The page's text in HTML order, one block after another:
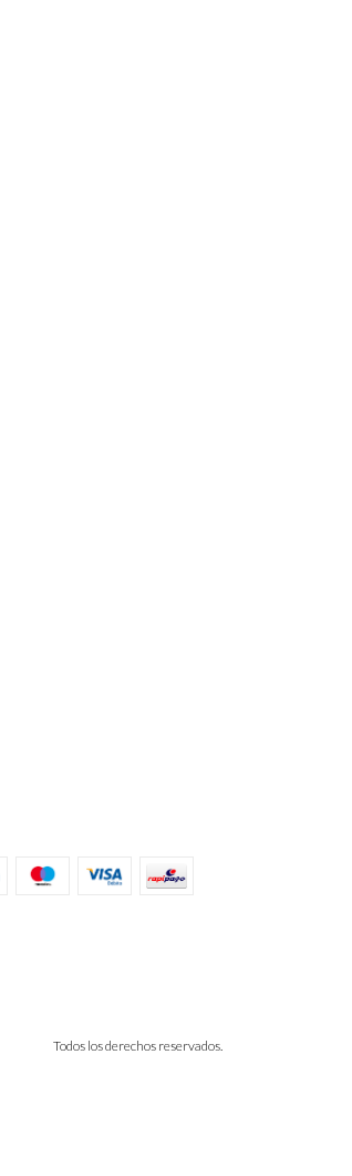
Todos los derechos reservados.